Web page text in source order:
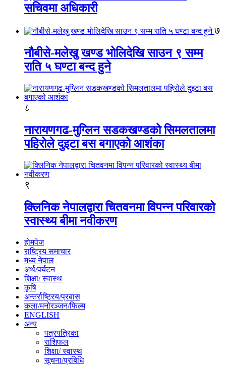
सचिवमा अधिकारी
७
नौबीसे-मलेखु खण्ड भोलिदेखि साउन ९ सम्म
राति ५ घण्टा बन्द हुने
८
नारायणगढ-मुग्लिन सडकखण्डको सिमलतालमा
पहिरोले दुइटा बस बगाएको आशंका
९
क्लिनिक नेपालद्वारा चितवनमा विपन्न परिवारको
स्वास्थ्य बीमा नवीकरण
होमपेज
राष्ट्रिय समाचार
मध्य नेपाल
अर्थ/पर्यटन
शिक्षा/ स्वास्थ
कृषि
अन्तर्राष्ट्रिय/प्रबास
कला/मनोरञ्जन/फिल्म
ENGLISH
अन्य
पत्रपत्रिका
राशिफल
शिक्षा/ स्वास्थ
सूचना/प्रबिधि